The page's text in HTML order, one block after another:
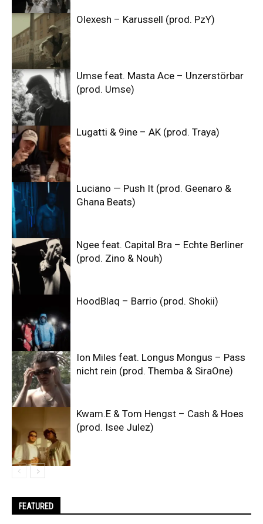
Olexesh – Karussell (prod. PzY)
Umse feat. Masta Ace – Unzerstörbar
(prod. Umse)
Lugatti & 9ine – AK (prod. Traya)
Luciano — Push It (prod. Geenaro &
Ghana Beats)
Ngee feat. Capital Bra – Echte Berliner
(prod. Zino & Nouh)
HoodBlaq – Barrio (prod. Shokii)
Ion Miles feat. Longus Mongus – Pass
nicht rein (prod. Themba & SiraOne)
Kwam.E & Tom Hengst – Cash & Hoes
(prod. Isee Julez)
FEATURED